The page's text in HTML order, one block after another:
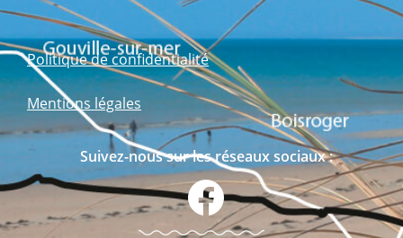
Politique de confidentialité
Mentions légales
Suivez-nous sur les réseaux sociaux :